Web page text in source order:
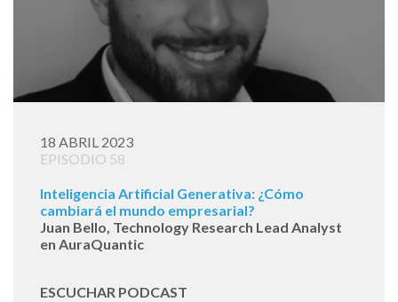
18 ABRIL 2023
EPISODIO 58
Inteligencia Artificial Generativa: ¿Cómo
cambiará el mundo empresarial?
Juan Bello, Technology Research Lead Analyst
en AuraQuantic
ESCUCHAR PODCAST